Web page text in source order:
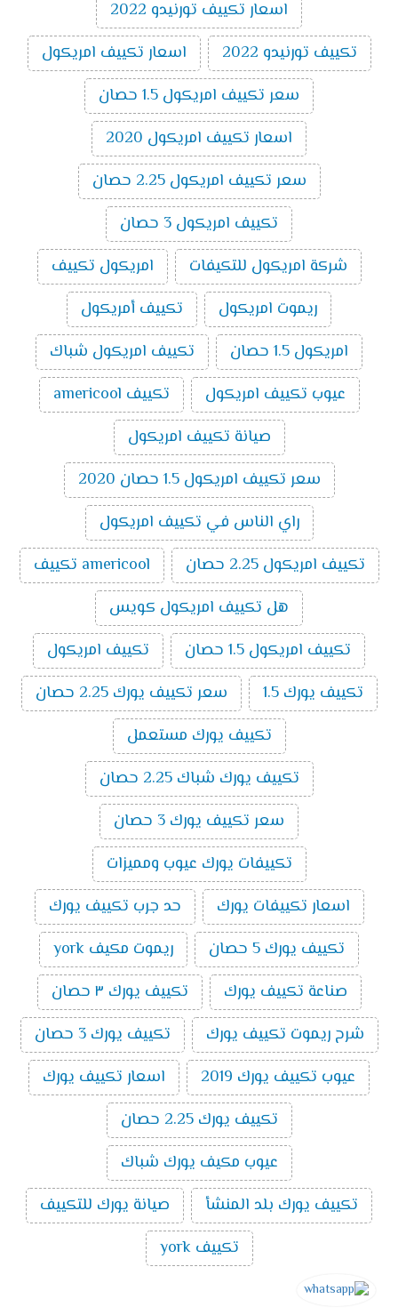
اسعار تكييف تورنيدو 2022
تكييف تورنيدو 2022
اسعار تكييف امريكول
سعر تكييف امريكول 1.5 حصان
اسعار تكييف امريكول 2020
سعر تكييف امريكول 2.25 حصان
تكييف امريكول 3 حصان
شركة امريكول للتكيفات
امريكول تكييف
ريموت امريكول
تكييف أمريكول
امريكول 1.5 حصان
تكييف امريكول شباك
عيوب تكييف امريكول
تكييف americool
صيانة تكييف امريكول
سعر تكييف امريكول 1.5 حصان 2020
راي الناس في تكييف امريكول
تكييف امريكول 2.25 حصان
americool تكييف
هل تكييف امريكول كويس
تكييف امريكول 1.5 حصان
تكييف امريكول
تكييف يورك 1.5
سعر تكييف يورك 2.25 حصان
تكييف يورك مستعمل
تكييف يورك شباك 2.25 حصان
سعر تكييف يورك 3 حصان
تكييفات يورك عيوب ومميزات
اسعار تكييفات يورك
حد جرب تكييف يورك
تكييف يورك 5 حصان
ريموت مكيف york
صناعة تكييف يورك
تكييف يورك ٣ حصان
شرح ريموت تكييف يورك
تكييف يورك 3 حصان
عيوب تكييف يورك 2019
اسعار تكييف يورك
تكييف يورك 2.25 حصان
عيوب مكيف يورك شباك
تكييف يورك بلد المنشأ
صيانة يورك للتكييف
تكييف york